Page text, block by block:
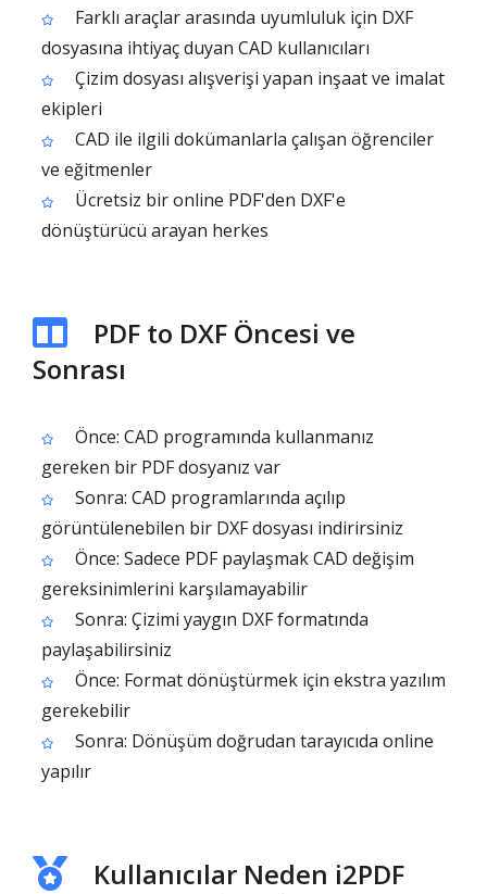
Farklı araçlar arasında uyumluluk için DXF
dosyasına ihtiyaç duyan CAD kullanıcıları
Çizim dosyası alışverişi yapan inşaat ve imalat
ekipleri
CAD ile ilgili dokümanlarla çalışan öğrenciler
ve eğitmenler
Ücretsiz bir online PDF'den DXF'e
dönüştürücü arayan herkes
PDF to DXF Öncesi ve
Sonrası
Önce: CAD programında kullanmanız
gereken bir PDF dosyanız var
Sonra: CAD programlarında açılıp
görüntülenebilen bir DXF dosyası indirirsiniz
Önce: Sadece PDF paylaşmak CAD değişim
gereksinimlerini karşılamayabilir
Sonra: Çizimi yaygın DXF formatında
paylaşabilirsiniz
Önce: Format dönüştürmek için ekstra yazılım
gerekebilir
Sonra: Dönüşüm doğrudan tarayıcıda online
yapılır
Kullanıcılar Neden i2PDF